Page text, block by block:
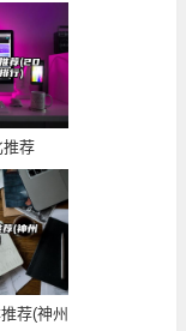
推荐
荐(神州